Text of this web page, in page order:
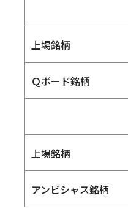
上場銘柄
Ｑボード銘柄
上場銘柄
アンビシャス銘柄